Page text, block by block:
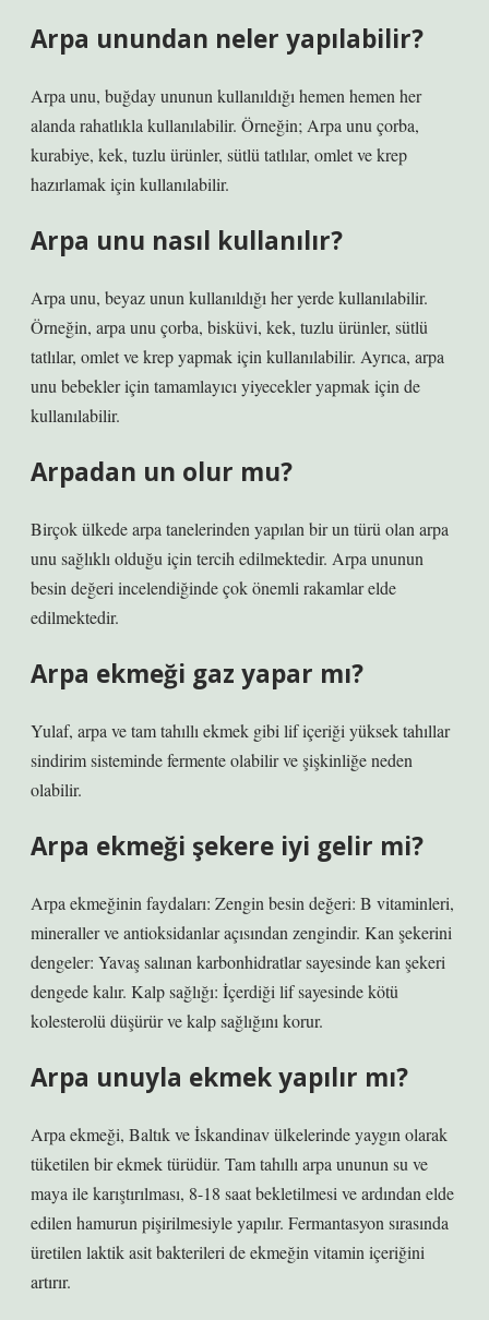
Arpa unundan neler yapılabilir?
Arpa unu, buğday ununun kullanıldığı hemen hemen her
alanda rahatlıkla kullanılabilir. Örneğin; Arpa unu çorba,
kurabiye, kek, tuzlu ürünler, sütlü tatlılar, omlet ve krep
hazırlamak için kullanılabilir.
Arpa unu nasıl kullanılır?
Arpa unu, beyaz unun kullanıldığı her yerde kullanılabilir.
Örneğin, arpa unu çorba, bisküvi, kek, tuzlu ürünler, sütlü
tatlılar, omlet ve krep yapmak için kullanılabilir. Ayrıca, arpa
unu bebekler için tamamlayıcı yiyecekler yapmak için de
kullanılabilir.
Arpadan un olur mu?
Birçok ülkede arpa tanelerinden yapılan bir un türü olan arpa
unu sağlıklı olduğu için tercih edilmektedir. Arpa ununun
besin değeri incelendiğinde çok önemli rakamlar elde
edilmektedir.
Arpa ekmeği gaz yapar mı?
Yulaf, arpa ve tam tahıllı ekmek gibi lif içeriği yüksek tahıllar
sindirim sisteminde fermente olabilir ve şişkinliğe neden
olabilir.
Arpa ekmeği şekere iyi gelir mi?
Arpa ekmeğinin faydaları: Zengin besin değeri: B vitaminleri,
mineraller ve antioksidanlar açısından zengindir. Kan şekerini
dengeler: Yavaş salınan karbonhidratlar sayesinde kan şekeri
dengede kalır. Kalp sağlığı: İçerdiği lif sayesinde kötü
kolesterolü düşürür ve kalp sağlığını korur.
Arpa unuyla ekmek yapılır mı?
Arpa ekmeği, Baltık ve İskandinav ülkelerinde yaygın olarak
tüketilen bir ekmek türüdür. Tam tahıllı arpa ununun su ve
maya ile karıştırılması, 8-18 saat bekletilmesi ve ardından elde
edilen hamurun pişirilmesiyle yapılır. Fermantasyon sırasında
üretilen laktik asit bakterileri de ekmeğin vitamin içeriğini
artırır.